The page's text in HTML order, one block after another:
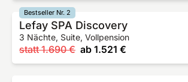
Lefay SPA Discovery
3 Nächte, Suite, Vollpension
statt 1.690 € ab 1.521 €
Bestseller Nr. 2